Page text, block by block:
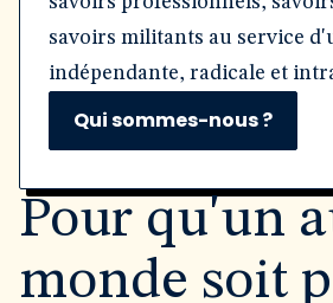
savoirs militants au service
indépendante, radicale et
Qui sommes-nous ?
Pour qu'un
monde soit